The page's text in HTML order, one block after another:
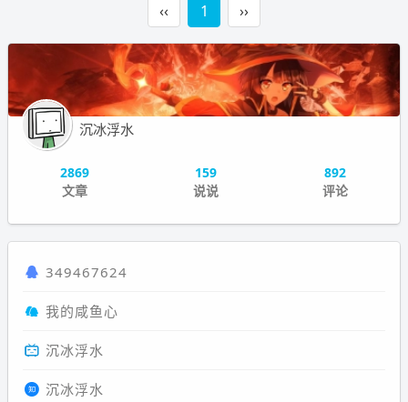
‹‹ 1 ››
沉冰浮水
2869
文章
159
说说
892
评论
349467624
我的咸鱼心
沉冰浮水
沉冰浮水